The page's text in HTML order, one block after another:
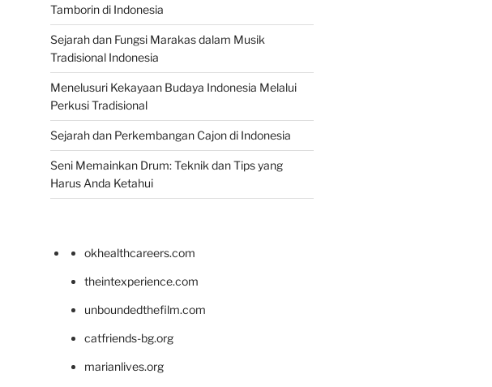
Tamborin di Indonesia
Sejarah dan Fungsi Marakas dalam Musik
Tradisional Indonesia
Menelusuri Kekayaan Budaya Indonesia Melalui
Perkusi Tradisional
Sejarah dan Perkembangan Cajon di Indonesia
Seni Memainkan Drum: Teknik dan Tips yang
Harus Anda Ketahui
okhealthcareers.com
theintexperience.com
unboundedthefilm.com
catfriends-bg.org
marianlives.org